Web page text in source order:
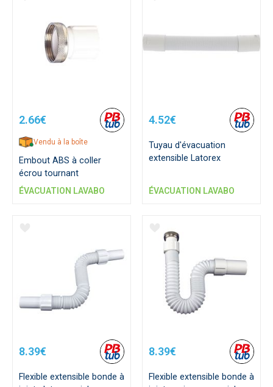
2.66€
Vendu à la boîte
Embout ABS à coller
écrou tournant
ÉVACUATION LAVABO
4.52€
Tuyau d'évacuation
extensible Latorex
ÉVACUATION LAVABO
8.39€
Flexible extensible bonde à
8.39€
Flexible extensible bonde à